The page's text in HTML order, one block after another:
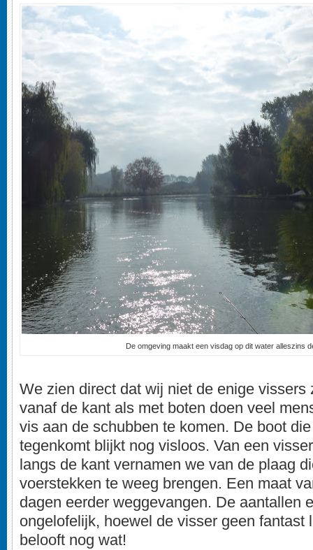
De omgeving maakt een visdag op dit water alleszins
We zien direct dat wij niet de enige vissers
vanaf de kant als met boten doen veel
vis aan de schubben te komen. De boot
tegenkomt blijkt nog visloos. Van een
langs de kant vernamen we van de plaag
voerstekken te weeg brengen. Een maat
dagen eerder weggevangen. De aantallen
ongelofelijk, hoewel de visser geen fantast
belooft nog wat!